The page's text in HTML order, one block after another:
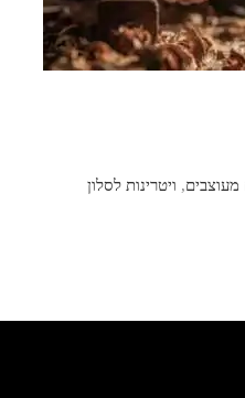
מעוצבים, ויטרינות לסלון